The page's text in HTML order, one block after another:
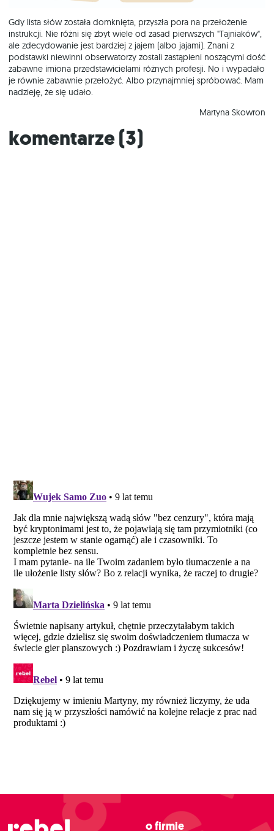
Gdy lista słów została domknięta, przyszła pora na przełożenie
instrukcji. Nie różni się zbyt wiele od zasad pierwszych "Tajniaków",
ale zdecydowanie jest bardziej z jajem (albo jajami). Znani z
podstawki niewinni obserwatorzy zostali zastąpieni noszącymi dość
zabawne imiona przedstawicielami różnych profesji. No i wypadało
je równie zabawnie przełożyć. Albo przynajmniej spróbować. Mam
nadzieję, że się udało.
Martyna Skowron
Komentarze (3)
O firmie